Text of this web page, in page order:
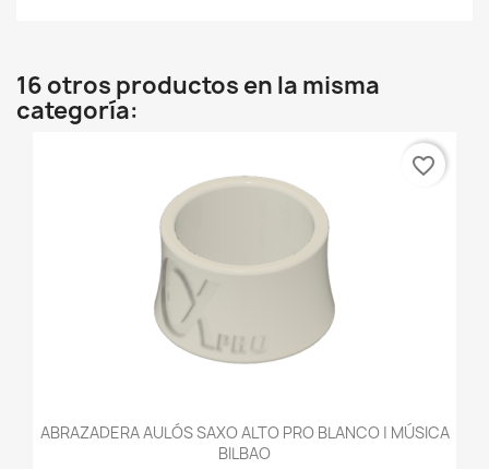
16 otros productos en la misma
categoría:
ABRAZADERA AULÓS SAXO ALTO PRO BLANCO | MÚSICA
BILBAO
favorite_border